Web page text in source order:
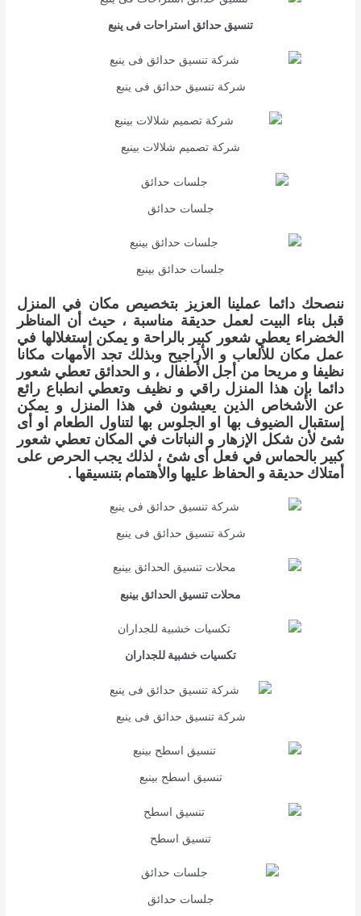
تنسيق حدائق استراحات فى ينبع
شركة تنسيق حدائق فى ينبع
شركة تصميم شلالات بينبع
جلسات حدائق
جلسات حدائق بينبع
ننصحك دائما عملينا العزيز بتخصيص مكان في المنزل
قبل بناء البيت لعمل حديقة مناسبة ، حيث أن المناظر
الخضراء يعطي شعور كبير بالراحة و يمكن إستغلالها في
عمل مكان للألعاب و الأراجيح وبذلك تجد الأمهات مكانا
نظيفا و مريحا من أجل الأطفال ، و الحدائق تعطي شعور
دائما بإن هذا المنزل راقي و نظيف وتعطي انطباع رائع
عن الأشخاص الذين يعيشون في هذا المنزل و يمكن
إستقبال الضيوف بها او الجلوس بها لتناول الطعام او أى
شئ لأن شكل الإزهار و النباتات في المكان تعطي شعور
كبير بالحماس في فعل أى شئ ، لذلك يجب الحرص على
أمتلاك حديقة و الحفاظ عليها والأهتمام بتنسيقها .
شركة تنسيق حدائق فى ينبع
محلات تنسيق الحدائق بينبع
تكسيات خشبية للجداران
شركة تنسيق حدائق فى ينبع
تنسيق اسطح بينبع
تنسيق اسطح
جلسات حدائق